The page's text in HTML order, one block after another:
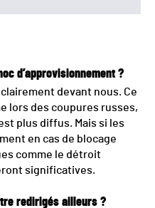
d’approvisionnement ?
devant nous. Ce
lors des coupures russes,
plus diffus. Mais si les
en cas de blocage
comme le détroit
significatives.
redirigés ailleurs ?